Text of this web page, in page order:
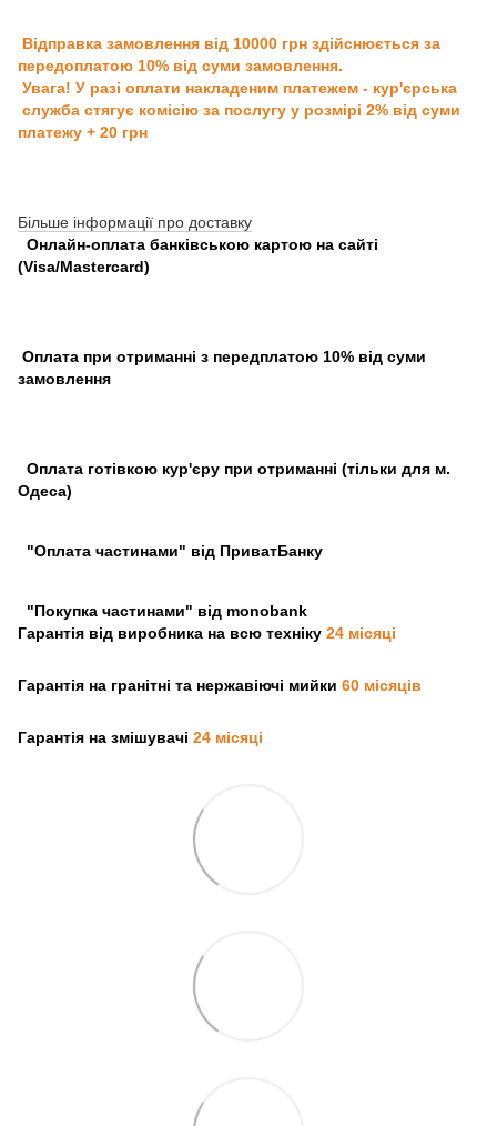
Відправка замовлення від 10000 грн здійснюється за
передоплатою 10% від суми замовлення.
Увага! У разі оплати накладеним платежем - кур'єрська
служба стягує комісію за послугу у розмірі 2% від суми
платежу + 20 грн
Більше інформації про доставку
Онлайн-оплата банківською картою на сайті
(Visa/Mastercard)
Оплата при отриманні з передплатою 10% від суми
замовлення
Оплата готівкою кур'єру при отриманні (тільки для м.
Одеса)
"Оплата частинами" від ПриватБанку
"Покупка частинами" від monobank
Гарантія від виробника на всю техніку 24 місяці
Гарантія на гранітні та нержавіючі мийки 60 місяців
Гарантія на змішувачі 24 місяці